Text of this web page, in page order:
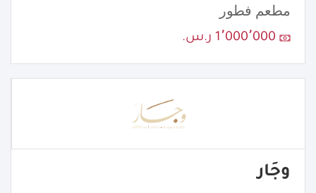
مطعم فطور
1٬000٬000 ر.س.
وجَار